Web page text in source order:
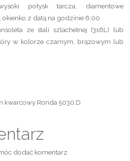
połysk tarcza, diamentowe
z datą na godzinie 6:00
ze stali szlachetnej (316L) lub
w kolorze czarnym, brązowym lub
kwarcowy Ronda 5030.D
dodać komentarz.